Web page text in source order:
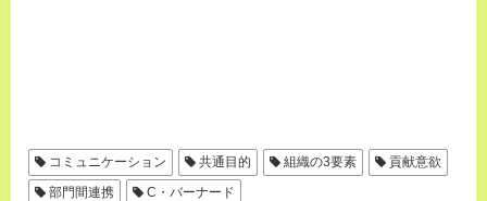
コミュニケーション 共通目的 組織の3要素
貢献意欲
部門間連携
C・バーナード